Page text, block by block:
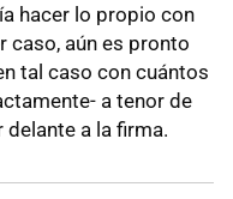
hacer lo propio con
caso, aún es pronto
tal caso con cuántos
a tenor de
a la firma.